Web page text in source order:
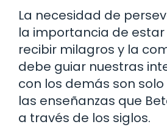
La necesidad de
la importancia de
recibir milagros y la
debe guiar nuestras
con los demás son
las enseñanzas que
a través de los siglos.